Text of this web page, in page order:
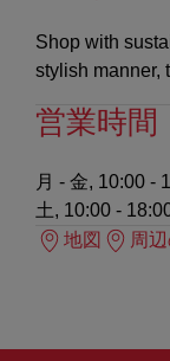
Shop with
stylish manner,
営業時間
月 - 金, 10:00 -
土, 10:00 -
地図
周